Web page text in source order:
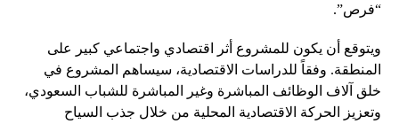
“فرص”.
ويتوقع أن يكون للمشروع أثر اقتصادي واجتماعي كبير على
المنطقة. وفقاً للدراسات الاقتصادية، سيساهم المشروع في
خلق آلاف الوظائف المباشرة وغير المباشرة للشباب السعودي،
وتعزيز الحركة الاقتصادية المحلية من خلال جذب السياح